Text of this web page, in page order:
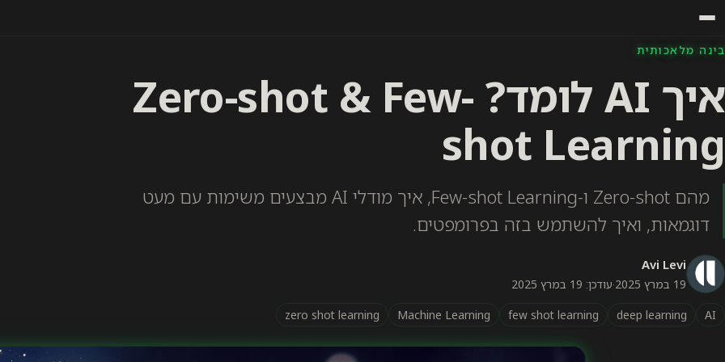
בינה מלאכותית
איך AI לומד? Zero-shot & Few-
shot Learning
מהם Zero-shot ו-Few-shot Learning, איך מודלי AI מבצעים משימות עם מעט
דוגמאות, ואיך להשתמש בזה בפרומפטים.
Avi Levi
19 במרץ 2025 ·עודכן: 19 במרץ 2025
AI
deep learning
few shot learning
Machine Learning
zero shot learning